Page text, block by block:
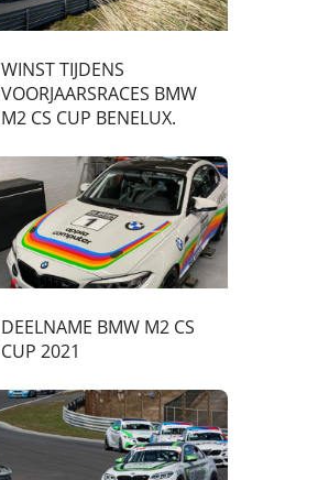
WINST TIJDENS
VOORJAARSRACES BMW
M2 CS CUP BENELUX.
DEELNAME BMW M2 CS
CUP 2021